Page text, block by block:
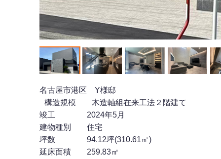
名古屋市港区 Y様邸
構造規模 木造軸組在来工法２階建て
竣工 2024年5月
建物種別 住宅
坪数 94.12坪(310.61㎡)
延床面積 259.83㎡